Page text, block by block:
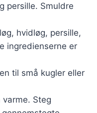
persille. Smuldre
hvidløg, persille,
ingredienserne er
til små kugler eller
Steg